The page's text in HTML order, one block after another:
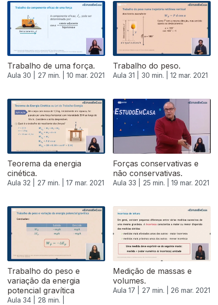
Trabalho de uma força.
Aula 30 | 27 min. | 10 mar. 2021
Trabalho do peso.
Aula 31 | 30 min. | 12 mar. 2021
Teorema da energia
cinética.
Aula 32 | 27 min. | 17 mar. 2021
Forças conservativas e
não conservativas.
Aula 33 | 25 min. | 19 mar. 2021
Trabalho do peso e
variação da energia
potencial gravítica
Aula 34 |
28 min. |
Medição de massas e
volumes.
Aula 17 | 27 min. | 26 mar. 2021
532943